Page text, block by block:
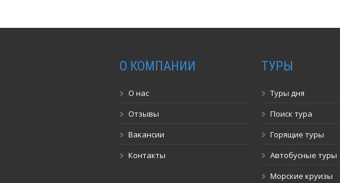
О КОМПАНИИ
О нас
Отзывы
Вакансии
Контакты
ТУРЫ
Туры дня
Поиск тура
Горящие туры
Автобусные туры
Морские круизы